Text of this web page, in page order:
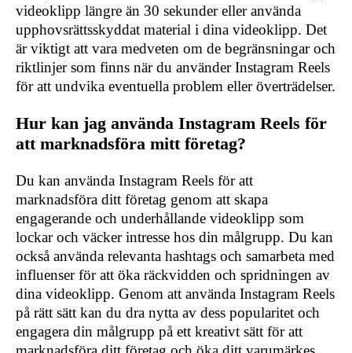
videoklipp längre än 30 sekunder eller använda
upphovsrättsskyddat material i dina videoklipp. Det
är viktigt att vara medveten om de begränsningar och
riktlinjer som finns när du använder Instagram Reels
för att undvika eventuella problem eller överträdelser.
Hur kan jag använda Instagram Reels för
att marknadsföra mitt företag?
Du kan använda Instagram Reels för att
marknadsföra ditt företag genom att skapa
engagerande och underhållande videoklipp som
lockar och väcker intresse hos din målgrupp. Du kan
också använda relevanta hashtags och samarbeta med
influenser för att öka räckvidden och spridningen av
dina videoklipp. Genom att använda Instagram Reels
på rätt sätt kan du dra nytta av dess popularitet och
engagera din målgrupp på ett kreativt sätt för att